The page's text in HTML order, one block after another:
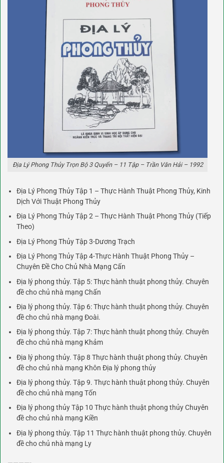
Địa Lý Phong Thủy Trọn Bộ 3 Quyển – 11 Tập – Trần Văn Hải – 1992
Địa Lý Phong Thủy Tập 1 – Thực Hành Thuật Phong Thủy, Kinh
Dịch Với Thuật Phong Thủy
Địa Lý Phong Thủy Tập 2 – Thực Hành Thuật Phong Thủy (Tiếp
Theo)
Địa Lý Phong Thủy Tập 3-Dương Trạch
Địa Lý Phong Thủy Tập 4-Thực Hành Thuật Phong Thủy –
Chuyên Đề Cho Chủ Nhà Mạng Cấn
Địa lý phong thủy. Tập 5: Thực hành thuật phong thủy. Chuyên
đề cho chủ nhà mạng Chấn
Địa lý phong thủy. Tập 6: Thực hành thuật phong thủy. Chuyên
đề cho chủ nhà mạng Đoài.
Địa lý phong thủy. Tập 7: Thực hành thuật phong thủy. Chuyên
đề cho chủ nhà mạng Khảm
Địa lý phong thủy. Tập 8 Thực hành thuật phong thủy. Chuyên
đề cho chủ nhà mạng Khôn Địa lý phong thủy
Địa lý phong thủy. Tập 9. Thực hành thuật phong thủy. Chuyên
đề cho chủ nhà mạng Tốn
Địa lý phong thủy Tập 10 Thực hành thuật phong thủy Chuyên
đề cho chủ nhà mạng Kiền
Địa lý phong thủy. Tập 11 Thực hành thuật phong thủy. Chuyên
đề cho chủ nhà mạng Ly